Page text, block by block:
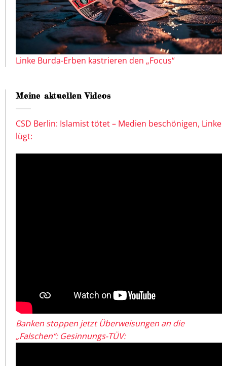
Linke Burda-Erben kastrieren den „Focus“
Meine aktuellen Videos
CSD Berlin: Islamist tötet – Medien beschönigen, Linke
lügt:
Banken stoppen jetzt Überweisungen an die
„Falschen“: Gesinnungs-TÜV: